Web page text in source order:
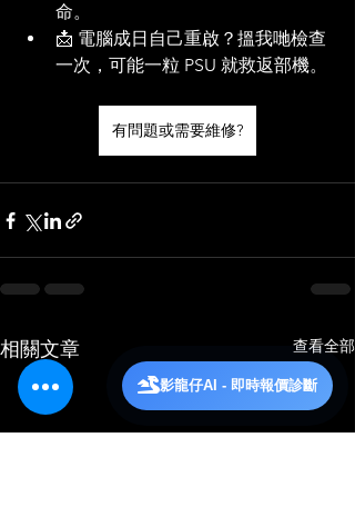
命。
📩 電腦成日自己重啟？搵我哋檢查
一次，可能一粒 PSU 就救返部機。
有問題或需要維修?
相關文章 查看全部
影龍仔AI - 即時報價診斷